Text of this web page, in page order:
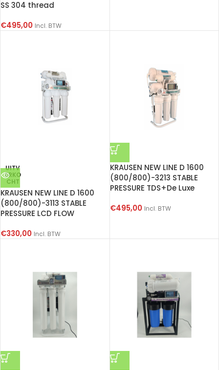
SS 304 thread
€495,00 Incl. BTW
UITV
ERKO
CHT
KRAUSEN NEW LINE D 1600
(800/800)-3113 STABLE
PRESSURE LCD FLOW
€330,00 Incl. BTW
KRAUSEN NEW LINE D 1600
(800/800)-3213 STABLE
PRESSURE TDS+De Luxe
€495,00 Incl. BTW